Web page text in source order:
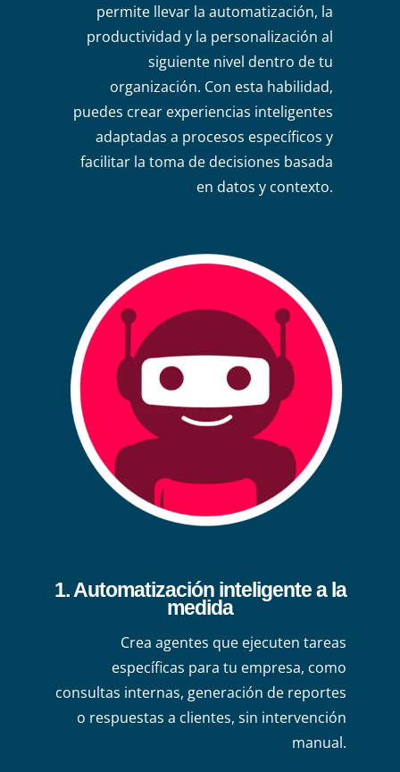
permite llevar la automatización, la
productividad y la personalización al
siguiente nivel dentro de tu
organización. Con esta habilidad,
puedes crear experiencias inteligentes
adaptadas a procesos específicos y
facilitar la toma de decisiones basada
en datos y contexto.
1. Automatización inteligente a la
medida
Crea agentes que ejecuten tareas
específicas para tu empresa, como
consultas internas, generación de reportes
o respuestas a clientes, sin intervención
manual.